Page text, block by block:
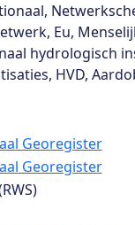
Eu,
hydrologisch
HVD,
Georegister
Georegister